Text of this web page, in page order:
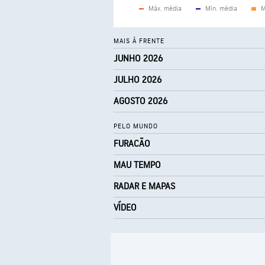
Máx. média Mín. média
MAIS À FRENTE
JUNHO 2026
JULHO 2026
AGOSTO 2026
PELO MUNDO
FURACÃO
MAU TEMPO
RADAR E MAPAS
VÍDEO